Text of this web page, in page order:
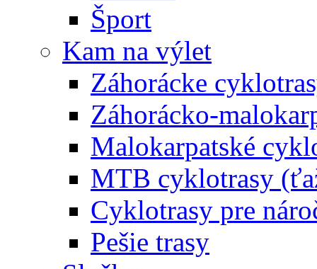
Šport
Kam na výlet
Záhorácke
Záhorácko-
Malokarpatské
MTB cyklotrasy
Cyklotrasy pre
Pešie trasy